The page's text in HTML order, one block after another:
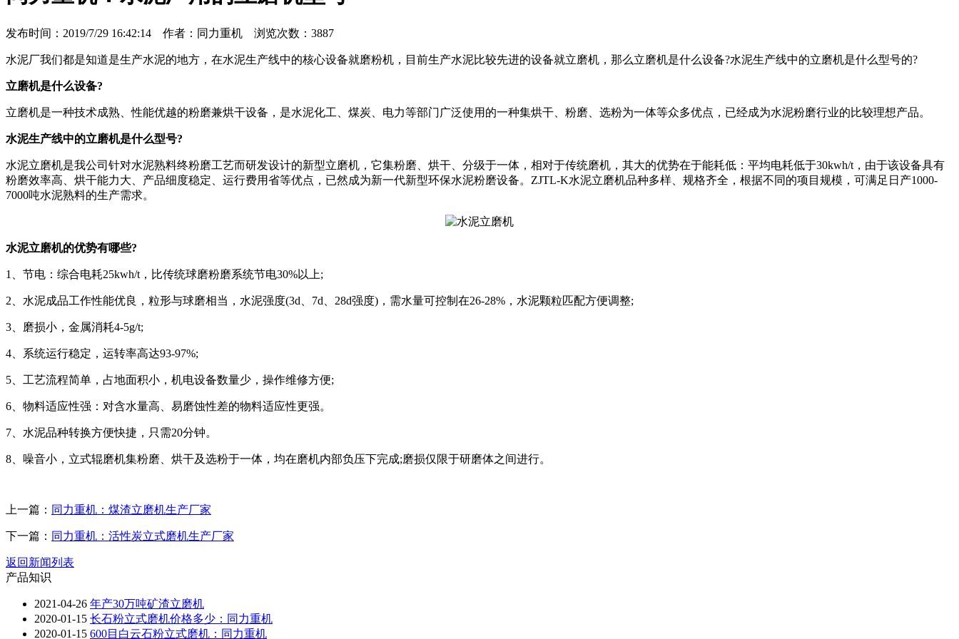
发布时间：2019/7/29 16:42:14 作者：同力重机 浏览次数：3887
水泥厂我们都是知道是生产水泥的地方，在水泥生产线中的核心设备就磨粉机，目前生产水泥比较先进的设备就立磨机，那么立磨机是什么设备?水泥生产线中的立磨机是什么型号的?
立磨机是什么设备?
立磨机是一种技术成熟、性能优越的粉磨兼烘干设备，是水泥化工、煤炭、电力等部门广泛使用的一种集烘干、粉磨、选粉为一体等众多优点，已经成为水泥粉磨行业的比较理想产品。
水泥生产线中的立磨机是什么型号?
水泥立磨机是我公司针对水泥熟料终粉磨工艺而研发设计的新型立磨机，它集粉磨、烘干、分级于一体，相对于传统磨机，其大的优势在于能耗低：平均电耗低于30kwh/t，由于该设备具有
粉磨效率高、烘干能力大、产品细度稳定、运行费用省等优点，已然成为新一代新型环保水泥粉磨设备。ZJTL-K水泥立磨机品种多样、规格齐全，根据不同的项目规模，可满足日产1000-
7000吨水泥熟料的生产需求。
水泥立磨机的优势有哪些?
1、节电：综合电耗25kwh/t，比传统球磨粉磨系统节电30%以上;
2、水泥成品工作性能优良，粒形与球磨相当，水泥强度(3d、7d、28d强度)，需水量可控制在26-28%，水泥颗粒匹配方便调整;
3、磨损小，金属消耗4-5g/t;
4、系统运行稳定，运转率高达93-97%;
5、工艺流程简单，占地面积小，机电设备数量少，操作维修方便;
6、物料适应性强：对含水量高、易磨蚀性差的物料适应性更强。
7、水泥品种转换方便快捷，只需20分钟。
8、噪音小，立式辊磨机集粉磨、烘干及选粉于一体，均在磨机内部负压下完成;磨损仅限于研磨体之间进行。
上一篇： 同力重机：煤渣立磨机生产厂家
下一篇： 同力重机：活性炭立式磨机生产厂家
返回新闻列表
产品知识
2021-04-26 年产30万吨矿渣立磨机
2020-01-15 长石粉立式磨机价格多少：同力重机
2020-01-15 600目白云石粉立式磨机：同力重机